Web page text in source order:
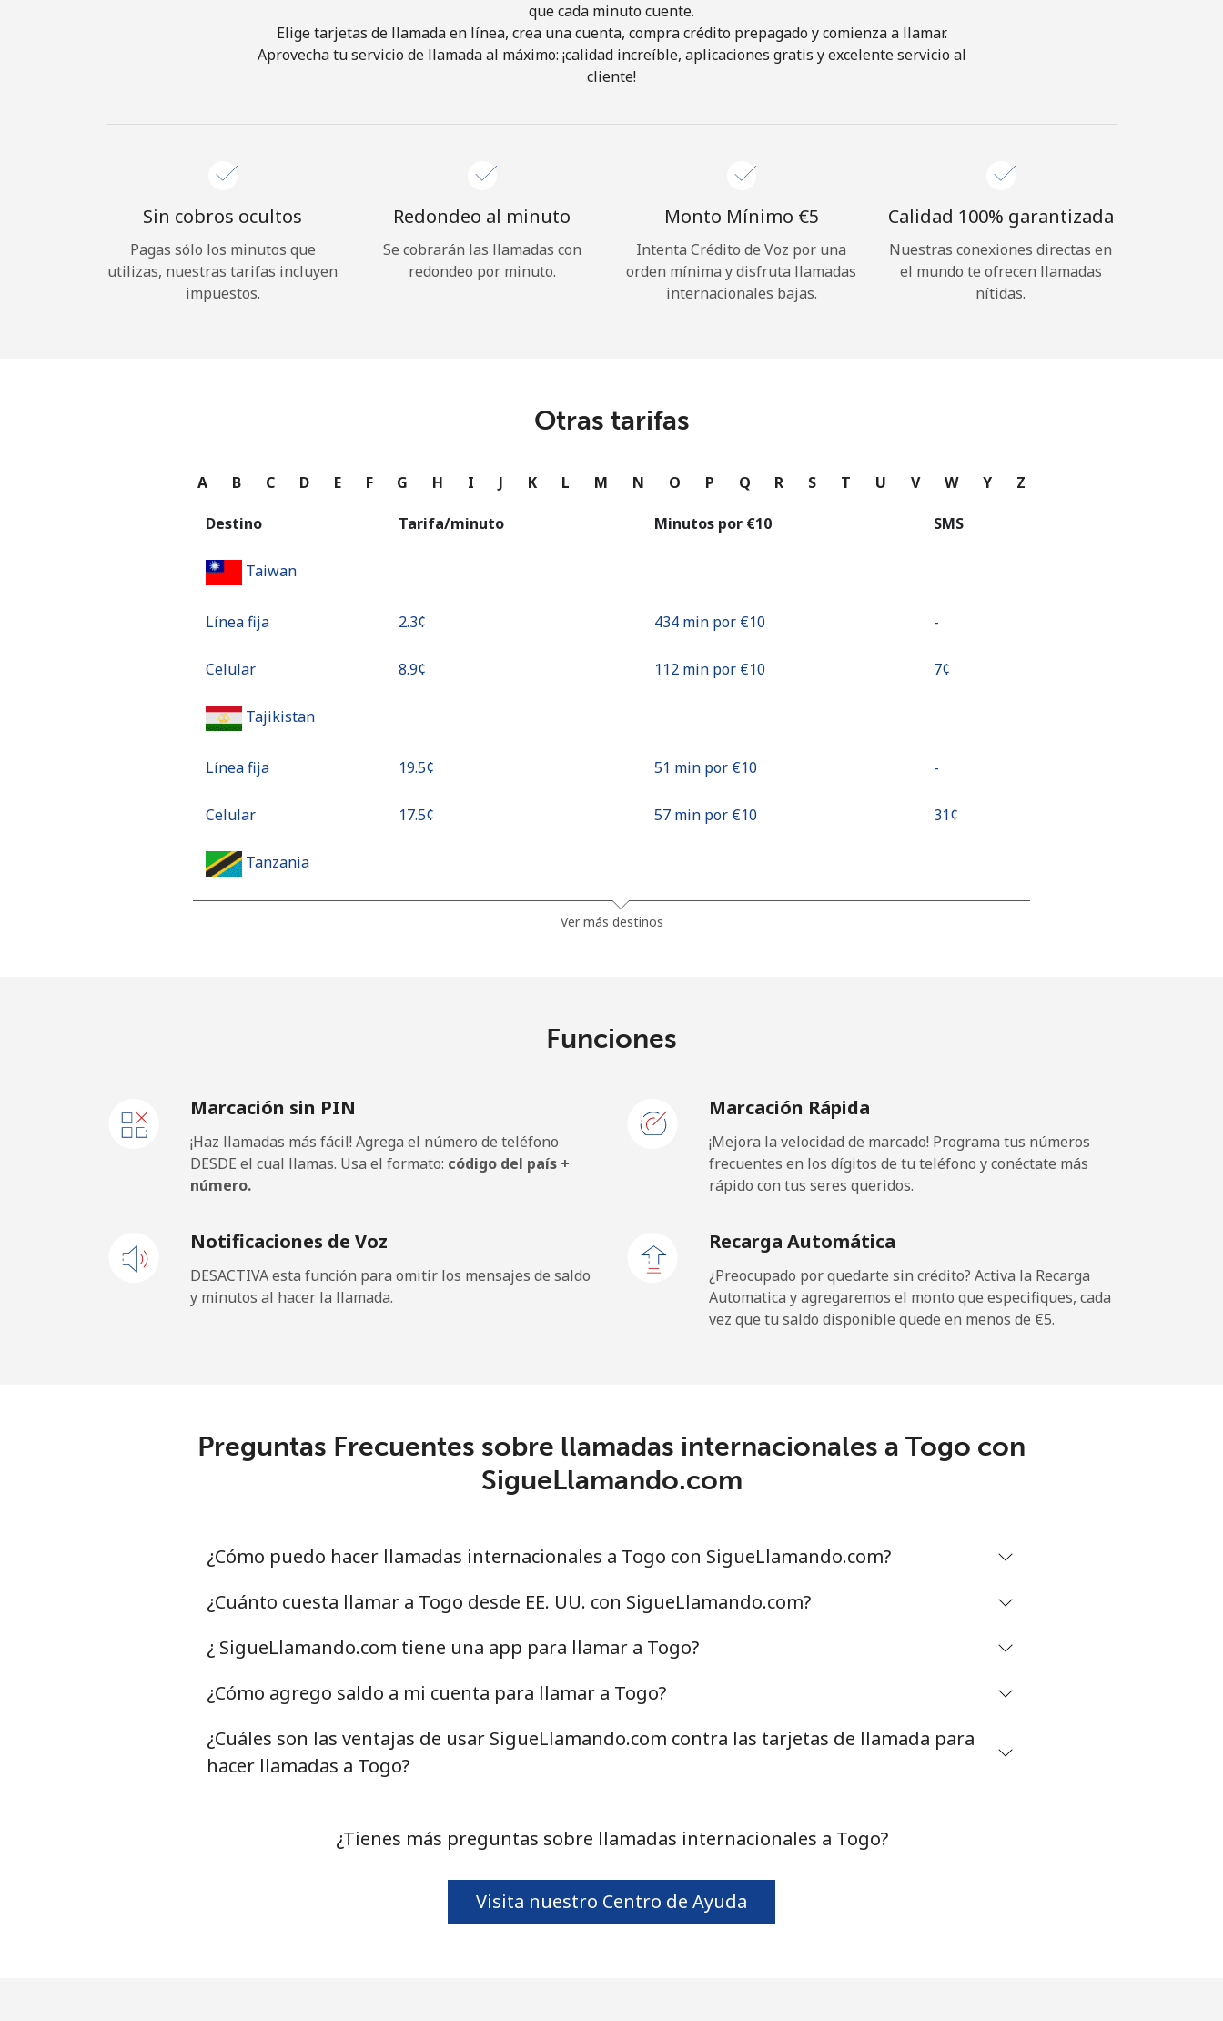
¡Hola!
¿Olvidaste tu contraseña? →
Continuar con
que cada minuto cuente.
Elige tarjetas de llamada en línea, crea una cuenta, compra crédito prepagado y comienza a llamar.
Aprovecha tu servicio de llamada al máximo: ¡calidad increíble, aplicaciones gratis y excelente servicio al
cliente!
Sin cobros ocultos
Pagas sólo los minutos que
utilizas, nuestras tarifas incluyen
impuestos.
Redondeo al minuto
Se cobrarán las llamadas con
redondeo por minuto.
Monto Mínimo ⁦€5⁩
Intenta Crédito de Voz por una
orden mínima y disfruta llamadas
internacionales bajas.
Calidad 100% garantizada
Nuestras conexiones directas en
el mundo te ofrecen llamadas
nítidas.
Otras tarifas
A B C D E F G H I J K L M N O P Q R S T U V W Y Z
Destino Tarifa/minuto Minutos por ⁦€10⁩ SMS
Taiwan
Línea fija ⁦2.3¢⁩ 434 min por ⁦€10⁩ -
Celular ⁦8.9¢⁩ 112 min por ⁦€10⁩ ⁦7¢⁩
Tajikistan
Línea fija ⁦19.5¢⁩ 51 min por ⁦€10⁩ -
Celular ⁦17.5¢⁩ 57 min por ⁦€10⁩ ⁦31¢⁩
Tanzania
Celular 434 min por ⁦€10⁩
Togo
Celular 42 min por ⁦€10⁩
Tokelau
Línea fija ⁦90.5¢⁩ 11 min por ⁦€10⁩ -
10 min por ⁦€10⁩
Línea fija ⁦4.7¢⁩ 212 min por ⁦€10⁩
Celular ⁦13.9¢⁩ 71 min por ⁦€10⁩
Tunisia
Línea fija ⁦71.5¢⁩ 13 min por ⁦€10⁩ -
333 min por ⁦€10⁩
Ver más destinos
Funciones
Marcación sin PIN
¡Haz llamadas más fácil! Agrega el número de teléfono
DESDE el cual llamas. Usa el formato: código del país +
número.
Marcación Rápida
¡Mejora la velocidad de marcado! Programa tus números
frecuentes en los dígitos de tu teléfono y conéctate más
rápido con tus seres queridos.
Notificaciones de Voz
DESACTIVA esta función para omitir los mensajes de saldo
y minutos al hacer la llamada.
Recarga Automática
¿Preocupado por quedarte sin crédito? Activa la Recarga
Automatica y agregaremos el monto que especifiques, cada
vez que tu saldo disponible quede en menos de ⁦€5⁩.
Preguntas Frecuentes sobre llamadas internacionales a Togo con
SigueLlamando.com
¿Cómo puedo hacer llamadas internacionales a Togo con SigueLlamando.com?
¿Cuánto cuesta llamar a Togo desde EE. UU. con SigueLlamando.com?
¿ SigueLlamando.com tiene una app para llamar a Togo?
¿Cómo agrego saldo a mi cuenta para llamar a Togo?
¿Cuáles son las ventajas de usar SigueLlamando.com contra las tarjetas de llamada para
hacer llamadas a Togo?
¿Tienes más preguntas sobre llamadas internacionales a Togo?
Visita nuestro Centro de Ayuda